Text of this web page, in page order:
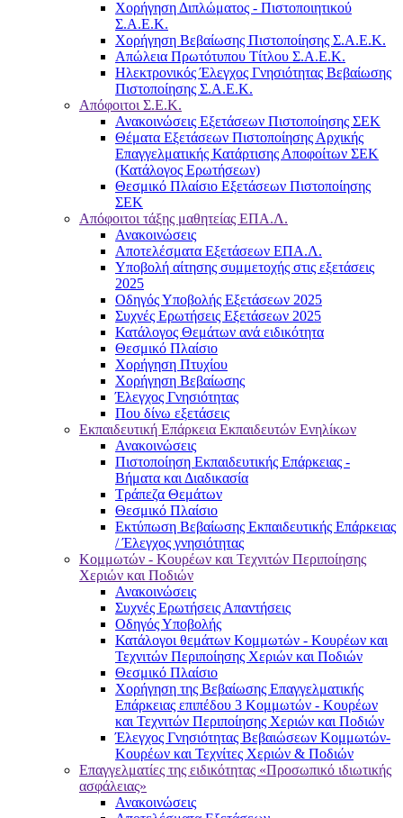
Χορήγηση Διπλώματος - Πιστοποιητικού
Σ.Α.Ε.Κ.
Χορήγηση Βεβαίωσης Πιστοποίησης Σ.Α.Ε.Κ.
Απώλεια Πρωτότυπου Τίτλου Σ.Α.Ε.Κ.
Ηλεκτρονικός Έλεγχος Γνησιότητας Βεβαίωσης
Πιστοποίησης Σ.Α.Ε.Κ.
Απόφοιτοι Σ.Ε.Κ.
Ανακοινώσεις Εξετάσεων Πιστοποίησης ΣΕΚ
Θέματα Εξετάσεων Πιστοποίησης Αρχικής
Επαγγελματικής Κατάρτισης Αποφοίτων ΣΕΚ
(Κατάλογος Ερωτήσεων)
Θεσμικό Πλαίσιο Εξετάσεων Πιστοποίησης
ΣΕΚ
Απόφοιτοι τάξης μαθητείας ΕΠΑ.Λ.
Ανακοινώσεις
Αποτελέσματα Εξετάσεων ΕΠΑ.Λ.
Υποβολή αίτησης συμμετοχής στις εξετάσεις
2025
Οδηγός Υποβολής Εξετάσεων 2025
Συχνές Ερωτήσεις Εξετάσεων 2025
Κατάλογος Θεμάτων ανά ειδικότητα
Θεσμικό Πλαίσιο
Χορήγηση Πτυχίου
Χορήγηση Βεβαίωσης
Έλεγχος Γνησιότητας
Που δίνω εξετάσεις
Εκπαιδευτική Επάρκεια Εκπαιδευτών Ενηλίκων
Ανακοινώσεις
Πιστοποίηση Εκπαιδευτικής Επάρκειας -
Βήματα και Διαδικασία
Τράπεζα Θεμάτων
Θεσμικό Πλαίσιο
Εκτύπωση Βεβαίωσης Εκπαιδευτικής Επάρκειας
/ Έλεγχος γνησιότητας
Κομμωτών - Κουρέων και Τεχνιτών Περιποίησης
Χεριών και Ποδιών
Ανακοινώσεις
Συχνές Ερωτήσεις Απαντήσεις
Οδηγός Υποβολής
Κατάλογοι θεμάτων Κομμωτών - Κουρέων και
Τεχνιτών Περιποίησης Χεριών και Ποδιών
Θεσμικό Πλαίσιο
Χορήγηση της Βεβαίωσης Επαγγελματικής
Επάρκειας επιπέδου 3 Κομμωτών - Κουρέων
και Τεχνιτών Περιποίησης Χεριών και Ποδιών
Έλεγχος Γνησιότητας Βεβαιώσεων Κομμωτών-
Κουρέων και Τεχνίτες Χεριών & Ποδιών
Επαγγελματίες της ειδικότητας «Προσωπικό ιδιωτικής
ασφάλειας»
Ανακοινώσεις